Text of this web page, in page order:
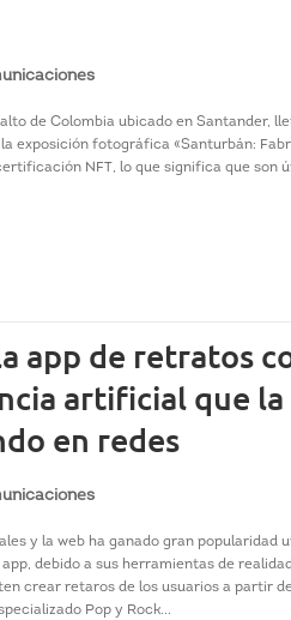
de Colombia ubicado en Santander,
exposición fotográfica «Santurbán:
NFT, lo que significa que son
app de retratos
artificial que la
en redes
y la web ha ganado gran popularidad
debido a sus herramientas de
crear retaros de los usuarios a partir
Pop y Rock...